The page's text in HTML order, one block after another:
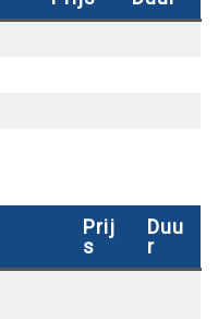
Prij
S
Duu
R